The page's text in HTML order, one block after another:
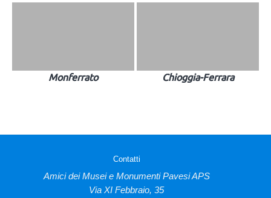
Monferrato Chioggia-Ferrara
Contatti
Amici dei Musei e Monumenti Pavesi APS
Via XI Febbraio, 35